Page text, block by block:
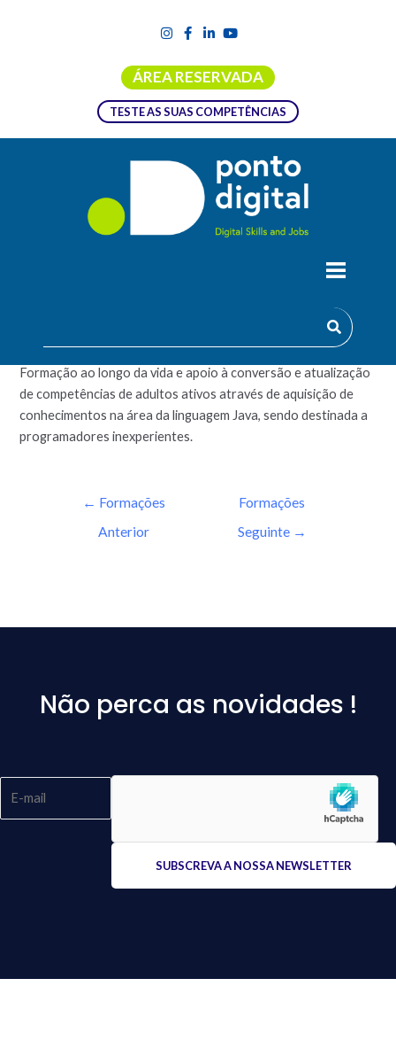
ÁREA RESERVADA
TESTE AS SUAS COMPETÊNCIAS
CURSO LIVRE DE INTRODUÇÃO AO
Formação ao longo da vida e apoio à conversão e atualização
de competências de adultos ativos através de aquisição de
conhecimentos na área da linguagem Java, sendo destinada a
programadores inexperientes.
← Formações
Anterior
Formações
Seguinte →
Não perca as novidades !